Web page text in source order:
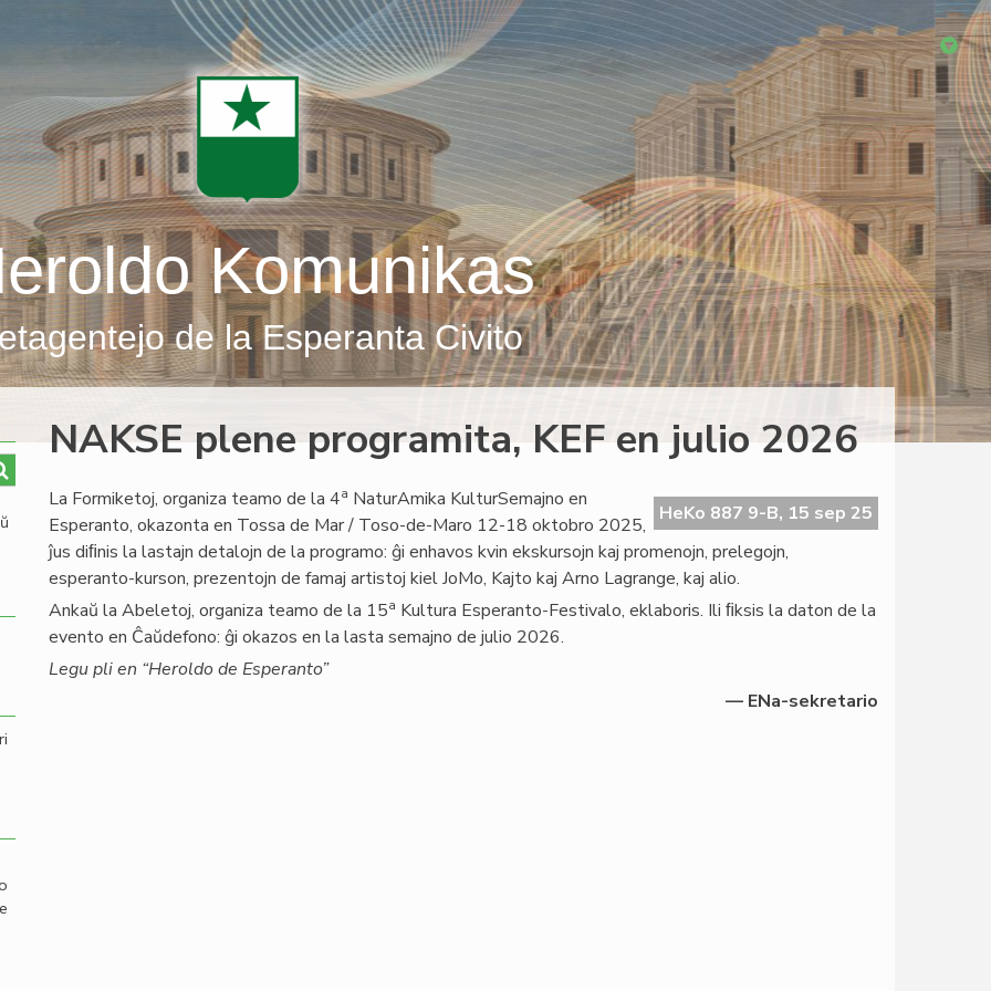
Komunikas
de la Esperanta Civito
NAKSE plene programita, KEF en julio 2026
HeKo 887 9-B, 15 sep 25
La Formiketoj, organiza teamo de la 4a NaturAmika KulturSemajno en
Esperanto, okazonta en Tossa de Mar / Toso-de-Maro 12-18 oktobro 2025,
ĵus diﬁnis la lastajn detalojn de la programo: ĝi enhavos kvin ekskursojn kaj promenojn, prelegojn,
esperanto-kurson, prezentojn de famaj artistoj kiel JoMo, Kajto kaj Arno Lagrange, kaj alio.
Ankaŭ la Abeletoj, organiza teamo de la 15a Kultura Esperanto-Festivalo, eklaboris. Ili ﬁksis la daton de la
evento en Ĉaŭdefono: ĝi okazos en la lasta semajno de julio 2026.
Legu pli en “Heroldo de Esperanto”
— ENa-sekretario